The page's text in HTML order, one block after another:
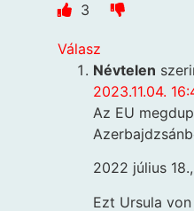
3
Válasz
Névtelen
2023.11.04.
Az EU
2022 július
Ezt Ursula